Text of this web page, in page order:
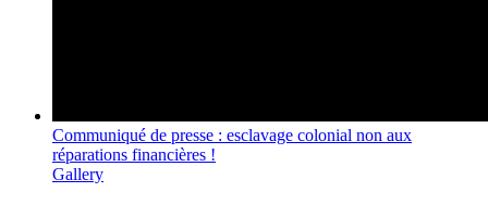
Communiqué de presse : esclavage colonial non aux
réparations financières !
Gallery